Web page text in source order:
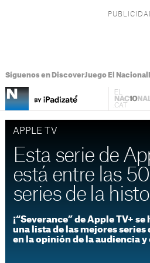
Síguenos en DiscoverJuego El Nacional
APPLE TV
Esta serie de
está entre las
series de la
¡“Severance” de Apple TV+
una lista de las mejores series
en la opinión de la audiencia